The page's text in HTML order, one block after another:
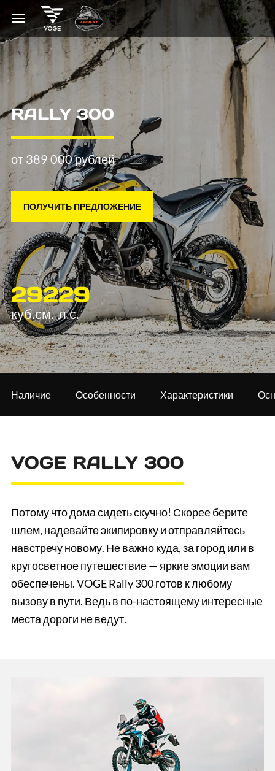
RALLY 300
от 389 000 рублей
ПОЛУЧИТЬ ПРЕДЛОЖЕНИЕ
292
куб.см.
29
л.с.
Наличие Особенности Характеристики
VOGE RALLY 300
Потому что дома сидеть скучно! Скорее берите
шлем, надевайте экипировку и отправляйтесь
навстречу новому. Не важно куда, за город или в
кругосветное путешествие — яркие эмоции вам
обеспечены. VOGE Rally 300 готов к любому
вызову в пути. Ведь в по-настоящему интересные
места дороги не ведут.